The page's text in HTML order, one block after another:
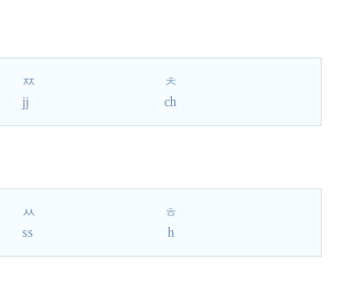
ㅉ
jj
ㅊ
ch
ㅆ
ss
ㅎ
h